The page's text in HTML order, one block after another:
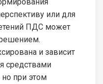
или для
ПДС может
и зависит
средствами
при этом